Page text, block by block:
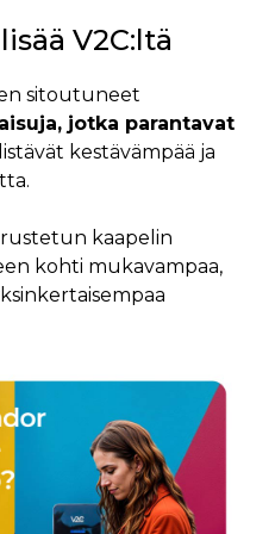
V2C:ltä
sitoutuneet
jotka parantavat
kestävämpää ja
kaapelin
kohti mukavampaa,